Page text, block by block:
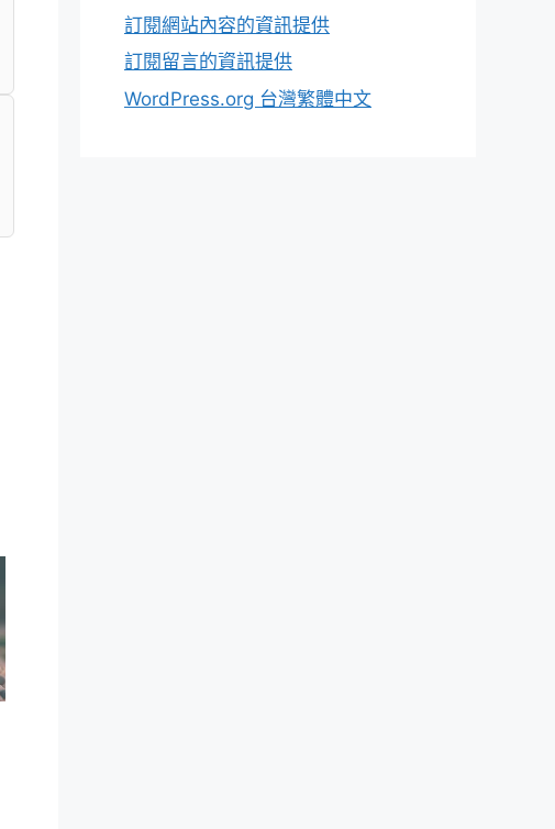
訂閱網站內容的資訊提供
訂閱留言的資訊提供
WordPress.org 台灣繁體中文